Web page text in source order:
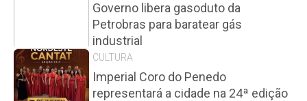
Governo libera gasoduto da
Petrobras para baratear gás
industrial
CULTURA
Imperial Coro do Penedo
representará a cidade na 24ª edição